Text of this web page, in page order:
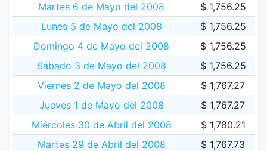
Martes 6 de Mayo del 2008
$ 1,756.25
Lunes 5 de Mayo del 2008
$ 1,756.25
Domingo 4 de Mayo del 2008
$ 1,756.25
Sábado 3 de Mayo del 2008
$ 1,756.25
Viernes 2 de Mayo del 2008
$ 1,767.27
Jueves 1 de Mayo del 2008
$ 1,767.27
Miércoles 30 de Abril del 2008
$ 1,780.21
Martes 29 de Abril del 2008
$ 1,767.73